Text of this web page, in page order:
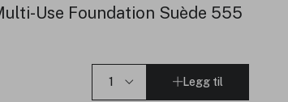
Use Foundation Suède 555
Legg til